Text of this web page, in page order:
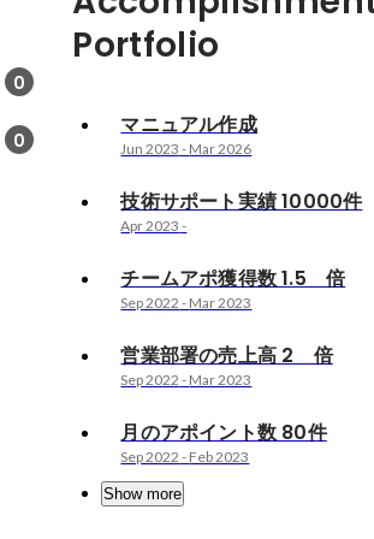
0
0
Portfolio
マニュアル作成
Jun 2023 - Mar 2026
技術サポート実績 10000件
Apr 2023 -
チームアポ獲得数 1.5 倍
Sep 2022 - Mar 2023
営業部署の売上高 2 倍
Sep 2022 - Mar 2023
月のアポイント数 80件
Sep 2022 - Feb 2023
Show more